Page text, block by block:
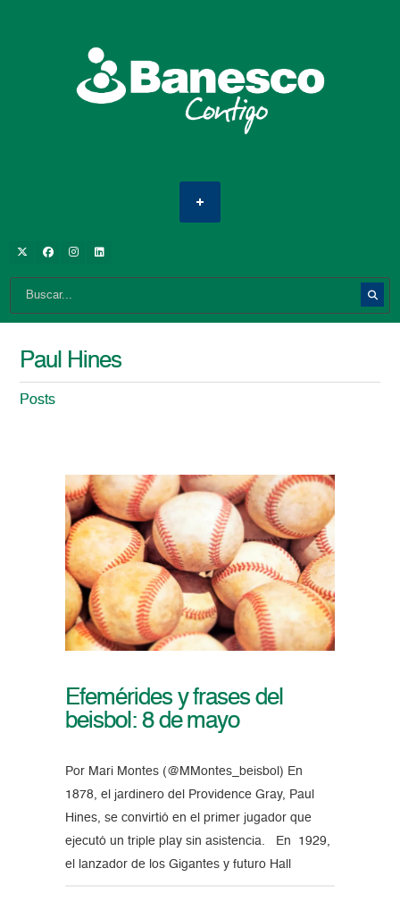
Paul Hines
Posts
Efemérides y frases del
beisbol: 8 de mayo
Por Mari Montes (@MMontes_beisbol) En
1878, el jardinero del Providence Gray, Paul
Hines, se convirtió en el primer jugador que
ejecutó un triple play sin asistencia. En 1929,
el lanzador de los Gigantes y futuro Hall